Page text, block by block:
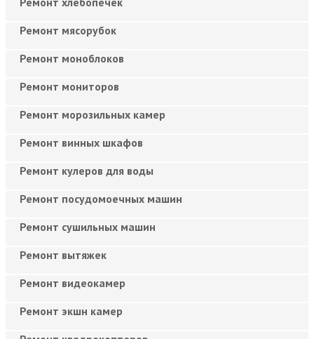
Ремонт мясорубок
Ремонт моноблоков
Ремонт мониторов
Ремонт морозильных камер
Ремонт винных шкафов
Ремонт кулеров для воды
Ремонт посудомоечных машин
Ремонт сушильных машин
Ремонт вытяжек
Ремонт видеокамер
Ремонт экшн камер